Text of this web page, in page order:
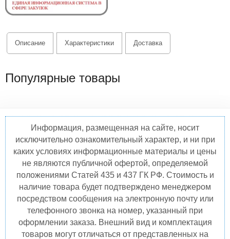
Описание Характеристики Доставка
Популярные товары
Информация, размещенная на сайте, носит
исключительно ознакомительный характер, и ни при
каких условиях информационные материалы и цены
не являются публичной офертой, определяемой
положениями Статей 435 и 437 ГК РФ. Стоимость и
наличие товара будет подтверждено менеджером
посредством сообщения на электронную почту или
телефонного звонка на номер, указанный при
оформлении заказа. Внешний вид и комплектация
товаров могут отличаться от представленных на